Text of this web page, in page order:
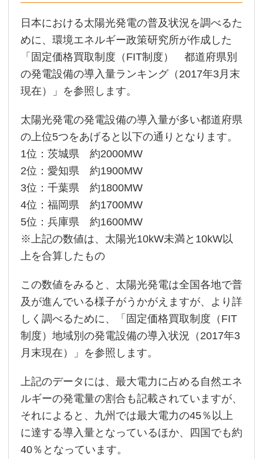
日本における太陽光発電の普及状況を調べるた
めに、環境エネルギー政策研究所が作成した
「固定価格買取制度（FIT制度） 都道府県別
の発電設備の導入量ランキング（2017年3月末
現在）」を参照します。
太陽光発電の発電設備の導入量が多い都道府県
の上位5つをあげると以下の通りとなります。
1位：茨城県 約2000MW
2位：愛知県 約1900MW
3位：千葉県 約1800MW
4位：福岡県 約1700MW
5位：兵庫県 約1600MW
※上記の数値は、太陽光10kW未満と10kW以
上を合算したもの
この数値をみると、太陽光発電は全国各地で普
及が進んでいる様子がうかがえますが、より詳
しく調べるために、「固定価格買取制度（FIT
制度）地域別の発電設備の導入状況（2017年3
月末現在）」を参照します。
上記のデータには、最大電力に占める自然エネ
ルギーの発電量の割合も記載されていますが、
それによると、九州では最大電力の45％以上
に達する導入量となっているほか、四国でも約
40％となっています。